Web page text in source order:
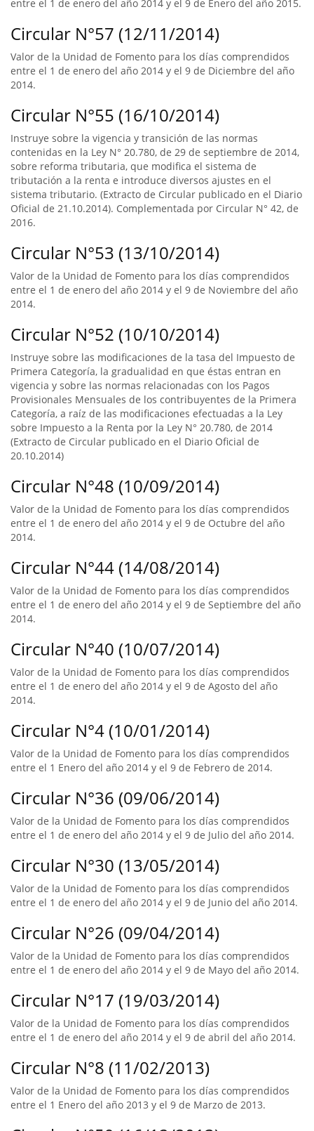
entre el 1 de enero del año 2014 y el 9 de Enero del año 2015.
Circular N°57 (12/11/2014)
Valor de la Unidad de Fomento para los días comprendidos
entre el 1 de enero del año 2014 y el 9 de Diciembre del año
2014.
Circular N°55 (16/10/2014)
Instruye sobre la vigencia y transición de las normas
contenidas en la Ley N° 20.780, de 29 de septiembre de 2014,
sobre reforma tributaria, que modifica el sistema de
tributación a la renta e introduce diversos ajustes en el
sistema tributario. (Extracto de Circular publicado en el Diario
Oficial de 21.10.2014). Complementada por Circular N° 42, de
2016.
Circular N°53 (13/10/2014)
Valor de la Unidad de Fomento para los días comprendidos
entre el 1 de enero del año 2014 y el 9 de Noviembre del año
2014.
Circular N°52 (10/10/2014)
Instruye sobre las modificaciones de la tasa del Impuesto de
Primera Categoría, la gradualidad en que éstas entran en
vigencia y sobre las normas relacionadas con los Pagos
Provisionales Mensuales de los contribuyentes de la Primera
Categoría, a raíz de las modificaciones efectuadas a la Ley
sobre Impuesto a la Renta por la Ley N° 20.780, de 2014
(Extracto de Circular publicado en el Diario Oficial de
20.10.2014)
Circular N°48 (10/09/2014)
Valor de la Unidad de Fomento para los días comprendidos
entre el 1 de enero del año 2014 y el 9 de Octubre del año
2014.
Circular N°44 (14/08/2014)
Valor de la Unidad de Fomento para los días comprendidos
entre el 1 de enero del año 2014 y el 9 de Septiembre del año
2014.
Circular N°40 (10/07/2014)
Valor de la Unidad de Fomento para los días comprendidos
entre el 1 de enero del año 2014 y el 9 de Agosto del año
2014.
Circular N°4 (10/01/2014)
Valor de la Unidad de Fomento para los días comprendidos
entre el 1 Enero del año 2014 y el 9 de Febrero de 2014.
Circular N°36 (09/06/2014)
Valor de la Unidad de Fomento para los días comprendidos
entre el 1 de enero del año 2014 y el 9 de Julio del año 2014.
Circular N°30 (13/05/2014)
Valor de la Unidad de Fomento para los días comprendidos
entre el 1 de enero del año 2014 y el 9 de Junio del año 2014.
Circular N°26 (09/04/2014)
Valor de la Unidad de Fomento para los días comprendidos
entre el 1 de enero del año 2014 y el 9 de Mayo del año 2014.
Circular N°17 (19/03/2014)
Valor de la Unidad de Fomento para los días comprendidos
entre el 1 de enero del año 2014 y el 9 de abril del año 2014.
Circular N°8 (11/02/2013)
Valor de la Unidad de Fomento para los días comprendidos
entre el 1 Enero del año 2013 y el 9 de Marzo de 2013.